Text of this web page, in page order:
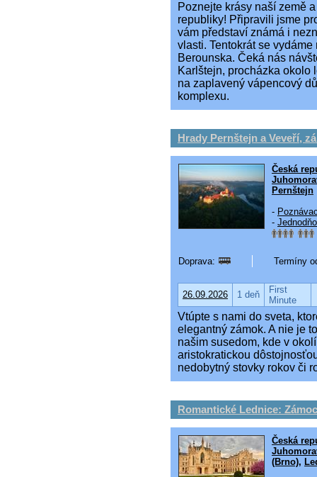
Poznejte krásy naší země
republiky! Připravili jsme
vám představí známá i
vlasti. Tentokrát se
Berounska. Čeká nás
Karlštejn, procházka okolo
na zaplavený vápencový
komplexu.
Hrady Pernštejn a Veveří,
Česká
Pernštejn
-
-
Doprava: Termíny
26.09.2026 1 deň
First
Minute
Vtúpte s nami do sveta,
elegantný zámok. A nie je
našim susedom, kde v
aristokratickou
nedobytný stovky rokov či
Romantické Lednice:
Česká
(Brno),